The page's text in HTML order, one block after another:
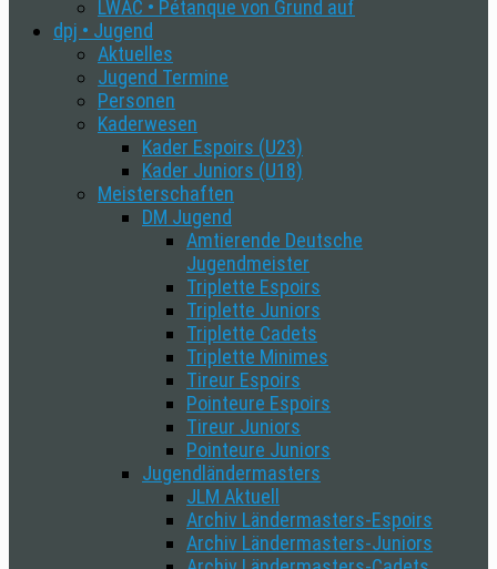
LWAC • Pétanque von Grund auf
dpj • Jugend
Aktuelles
Jugend Termine
Personen
Kaderwesen
Kader Espoirs (U23)
Kader Juniors (U18)
Meisterschaften
DM Jugend
Amtierende Deutsche
Jugendmeister
Triplette Espoirs
Triplette Juniors
Triplette Cadets
Triplette Minimes
Tireur Espoirs
Pointeure Espoirs
Tireur Juniors
Pointeure Juniors
Jugendländermasters
JLM Aktuell
Archiv Ländermasters-Espoirs
Archiv Ländermasters-Juniors